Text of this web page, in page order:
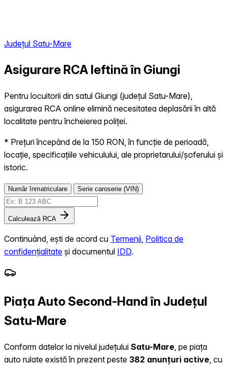
Județul Satu-Mare
Asigurare RCA Ieftină în Giungi
Pentru locuitorii din satul Giungi (județul Satu-Mare),
asigurarea RCA online elimină necesitatea deplasării în altă
localitate pentru încheierea poliței.
* Prețuri începând de la 150 RON, în funcție de perioadă,
locație, specificațiile vehiculului, ale proprietarului/șoferului și
istoric.
Număr înmatriculare Serie caroserie (VIN)
Calculează RCA
Continuând, ești de acord cu Termenii Politica de
confidențialitate și documentul IDD.
Piața Auto Second-Hand în Județul
Satu-Mare
Conform datelor la nivelul județului Satu-Mare , pe piața
auto rulate există în prezent peste 382 anunțuri active , cu